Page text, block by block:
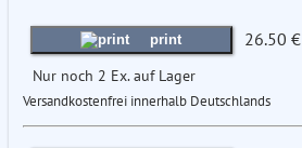
print 26.50 €
Nur noch 2 Ex. auf Lager
Versandkostenfrei innerhalb Deutschlands